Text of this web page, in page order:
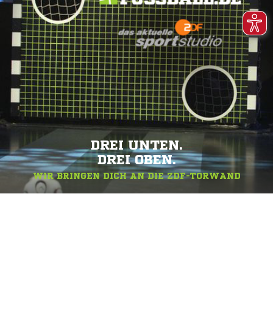
DREI UNTEN.
DREI OBEN.
WIR BRINGEN DICH AN DIE ZDF-TORWAND